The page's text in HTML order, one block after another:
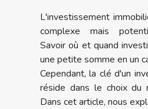
L'investissement
complexe mais
Savoir où et quand
une petite somme en un
Cependant, la clé d'un
réside dans le choix du
Dans cet article, nous